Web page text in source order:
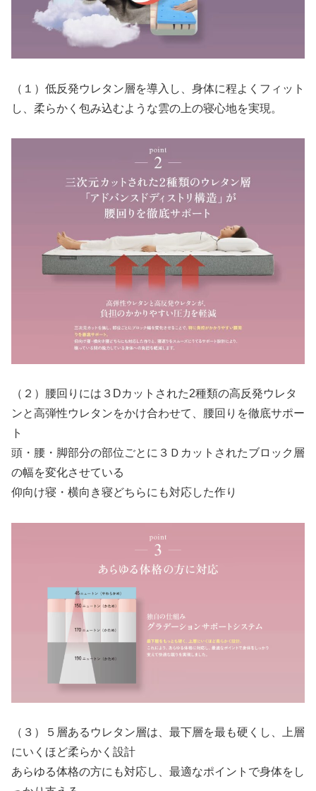
（１）低反発ウレタン層を導入し、身体に程よくフィット
し、柔らかく包み込むような雲の上の寝心地を実現。
（２）腰回りには３Dカットされた2種類の高反発ウレタ
ンと高弾性ウレタンをかけ合わせて、腰回りを徹底サポー
ト
頭・腰・脚部分の部位ごとに３Ｄカットされたブロック層
の幅を変化させている
仰向け寝・横向き寝どちらにも対応した作り
（３）５層あるウレタン層は、最下層を最も硬くし、上層
にいくほど柔らかく設計
あらゆる体格の方にも対応し、最適なポイントで身体をし